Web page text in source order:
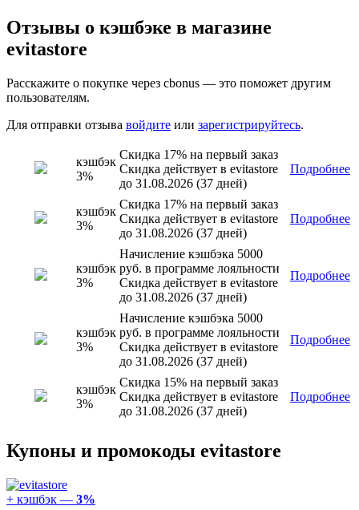
Отзывы о кэшбэке в магазине
evitastore
Расскажите о покупке через cbonus — это поможет другим
пользователям.
Для отправки отзыва войдите или зарегистрируйтесь.
кэшбэк
3%
Скидка 17% на первый заказ
Скидка действует в evitastore
до 31.08.2026 (37 дней)
Подробнее
кэшбэк
3%
Скидка 17% на первый заказ
Скидка действует в evitastore
до 31.08.2026 (37 дней)
Подробнее
кэшбэк
3%
Начисление кэшбэка 5000
руб. в программе лояльности
Скидка действует в evitastore
до 31.08.2026 (37 дней)
Подробнее
кэшбэк
3%
Начисление кэшбэка 5000
руб. в программе лояльности
Скидка действует в evitastore
до 31.08.2026 (37 дней)
Подробнее
кэшбэк
3%
Скидка 15% на первый заказ
Скидка действует в evitastore
до 31.08.2026 (37 дней)
Подробнее
Купоны и промокоды evitastore
+ кэшбэк — 3%